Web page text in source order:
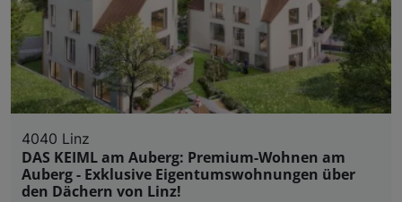
4040 Linz
DAS KEIML am Auberg: Premium-Wohnen am
Auberg - Exklusive Eigentumswohnungen über
den Dächern von Linz!